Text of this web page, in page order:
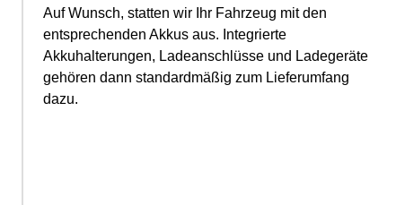
Auf Wunsch, statten wir Ihr Fahrzeug mit den
entsprechenden Akkus aus. Integrierte
Akkuhalterungen, Ladeanschlüsse und Ladegeräte
gehören dann standardmäßig zum Lieferumfang
dazu.